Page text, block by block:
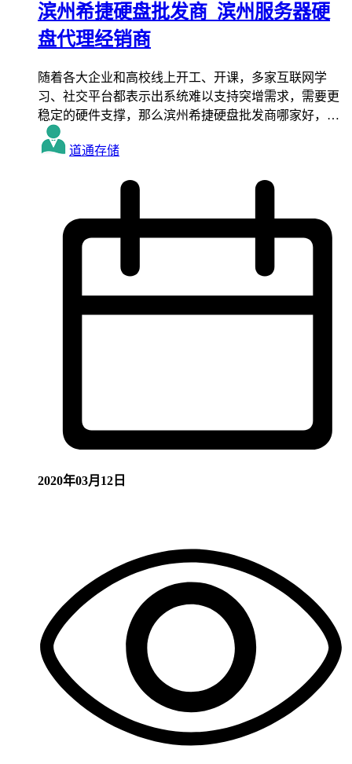
滨州希捷硬盘批发商_滨州服务器硬
盘代理经销商
随着各大企业和高校线上开工、开课，多家互联网学
习、社交平台都表示出系统难以支持突增需求，需要更
稳定的硬件支撑，那么滨州希捷硬盘批发商哪家好，…
道通存储
2020年03月12日